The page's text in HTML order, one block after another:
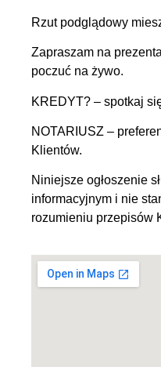
Rzut podglądowy
Zapraszam na
poczuć na żywo.
KREDYT? – spotkaj
NOTARIUSZ –
Klientów.
Niniejsze ogłoszenie
informacyjnym i nie
rozumieniu przepisów